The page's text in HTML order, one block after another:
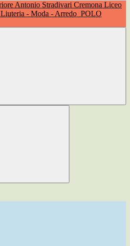
Liceo
Liuteria - Moda - Arredo POLO